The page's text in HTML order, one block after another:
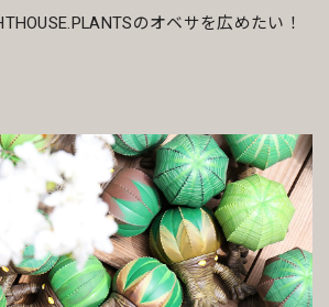
のオベサを広めたい！